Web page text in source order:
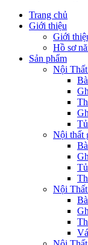
Trang chủ
Giới thiệu
Giới
Hồ sơ
Sản phẩm
Nội
Nội thất
Nội